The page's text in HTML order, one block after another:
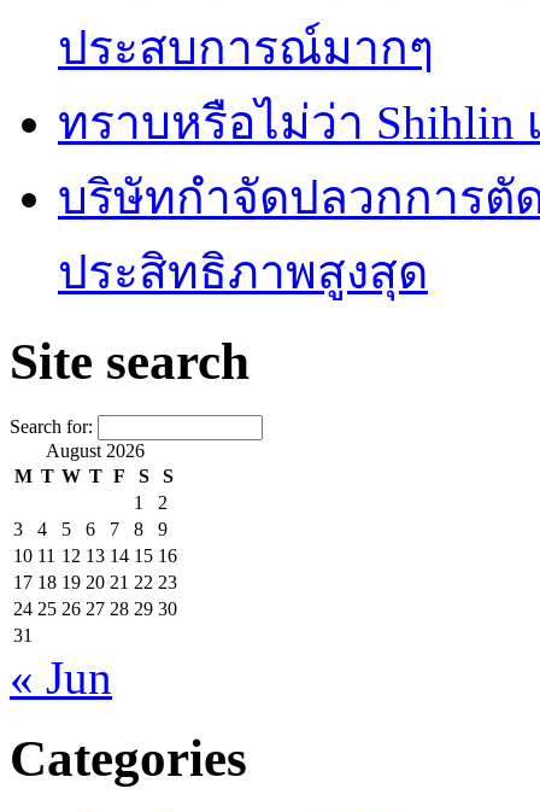
ประสบการณ์มากๆ
ทราบหรือไม่ว่า
บริษัทกำจัดปลวกการตั
ประสิทธิภาพสูงสุด
Site search
Search for:
August 2026
M T W T F S
S
1
2
3
4 5 6 7 8
9
10 11 12 13 14 15 16
17 18 19 20 21 22 23
24 25 26 27 28 29 30
31
« Jun
Categories